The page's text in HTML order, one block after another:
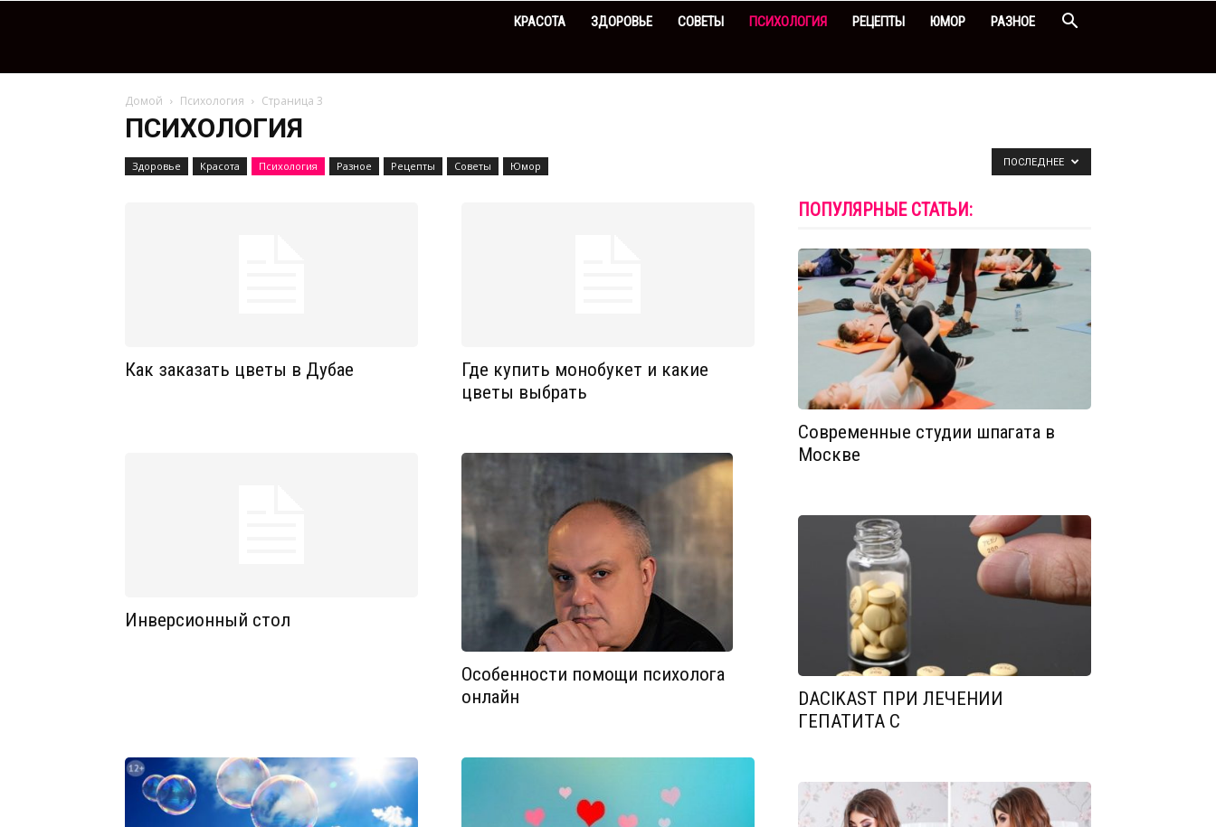
КРАСОТА ЗДОРОВЬЕ СОВЕТЫ ПСИХОЛОГИЯ РЕЦЕПТЫ ЮМОР РАЗНОЕ
Домой Психология Страница 3
ПСИХОЛОГИЯ
Здоровье Красота Психология Разное Рецепты Советы Юмор ПОСЛЕДНЕЕ
Как заказать цветы в Дубае
Где купить монобукет и какие
цветы выбрать
Инверсионный стол
Особенности помощи психолога
онлайн
ПОПУЛЯРНЫЕ СТАТЬИ:
Современные студии шпагата в
Москве
DACIKAST ПРИ ЛЕЧЕНИИ
ГЕПАТИТА С